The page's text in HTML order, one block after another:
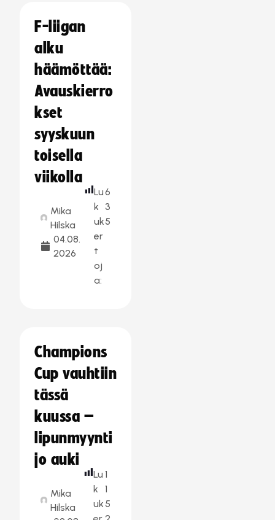
F-liigan
alku
häämöttää:
Avauskierro
kset
syyskuun
toisella
viikolla
Mika
Hilska
04.08.
2026
Lu
k
uk
er
t
oj
a:
6
3
5
Champions
Cup vauhtiin
tässä
kuussa –
lipunmyynti
jo auki
Mika
Hilska
Lu
k
uk
1
1
5